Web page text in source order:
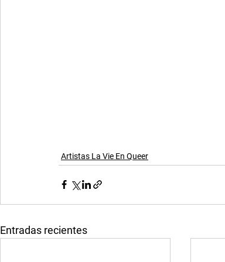
Artistas La Vie En Queer
Entradas recientes